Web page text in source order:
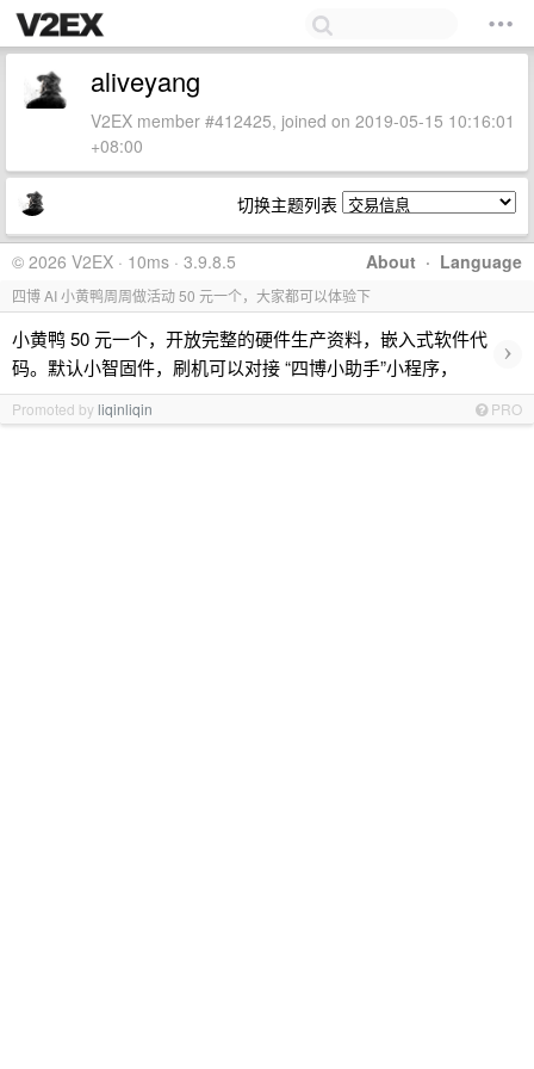
aliveyang
V2EX member #412425, joined on 2019-05-15 10:16:01
+08:00
切换主题列表
About · Language
© 2026 V2EX · 10ms · 3.9.8.5
四博 AI 小黄鸭周周做活动 50 元一个，大家都可以体验下
小黄鸭 50 元一个，开放完整的硬件生产资料，嵌入式软件代
码。默认小智固件，刷机可以对接 “四博小助手”小程序，
›
Promoted byliqinliqin PRO